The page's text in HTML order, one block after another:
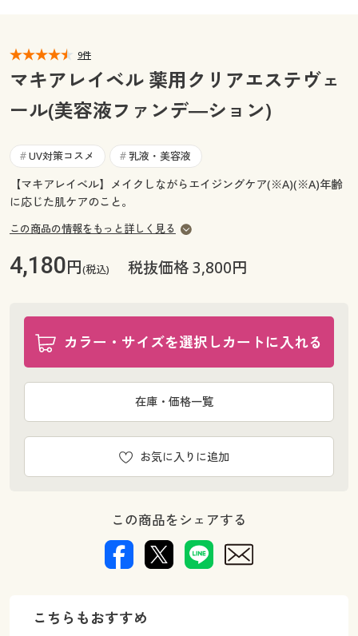
マイページ
閲覧履歴
お気に入り
サポート
ご利用ガイド
よくある質問とお問い合わせ
閲覧履歴
お気に入り
ご利用ガイド
よくある質問とお問い合わせ
9件
マキアレイベル 薬用クリアエステヴェ
ール(美容液ファンデ―ション)
# UV対策コスメ # 乳液・美容液
【マキアレイベル】メイクしながらエイジングケア(※A)(※A)年齢
に応じた肌ケアのこと。
この商品の情報をもっと詳しく見る
4,180円(税込) 税抜価格 3,800円
カラー・サイズを選択しカートに入れる
お気に入りに追加
在庫・価格一覧
この商品をシェアする
こちらもおすすめ